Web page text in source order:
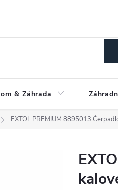
& Záhrada
EXTOL PREMIUM 8895013